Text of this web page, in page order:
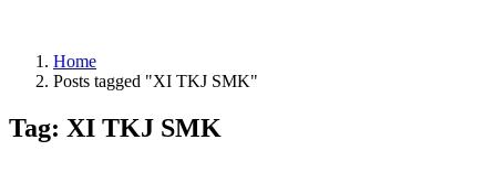
Home
Posts tagged "XI TKJ SMK"
Tag: XI TKJ SMK